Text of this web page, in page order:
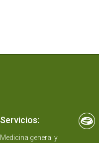
Servicios:
Medicina general y